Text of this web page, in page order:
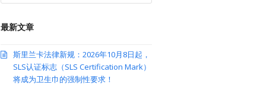
最新文章
斯里兰卡法律新规：2026年10月8日起，
SLS认证标志（SLS Certification Mark）
将成为卫生巾的强制性要求！